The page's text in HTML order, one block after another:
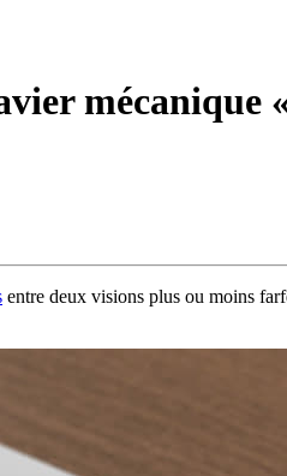
mécanique
entre deux visions plus ou moins